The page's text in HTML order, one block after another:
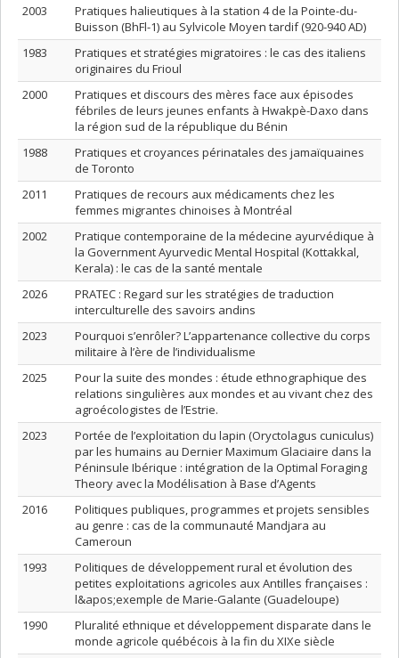
2003
Pratiques halieutiques à la station 4 de la Pointe-du-
Buisson (BhFl-1) au Sylvicole Moyen tardif (920-940 AD)
1983
Pratiques et stratégies migratoires : le cas des italiens
originaires du Frioul
2000
Pratiques et discours des mères face aux épisodes
fébriles de leurs jeunes enfants à Hwakpè-Daxo dans
la région sud de la république du Bénin
1988
Pratiques et croyances périnatales des jamaïquaines
de Toronto
2011
Pratiques de recours aux médicaments chez les
femmes migrantes chinoises à Montréal
2002
Pratique contemporaine de la médecine ayurvédique à
la Government Ayurvedic Mental Hospital (Kottakkal,
Kerala) : le cas de la santé mentale
2026
PRATEC : Regard sur les stratégies de traduction
interculturelle des savoirs andins
2023
Pourquoi s’enrôler? L’appartenance collective du corps
militaire à l’ère de l’individualisme
2025
Pour la suite des mondes : étude ethnographique des
relations singulières aux mondes et au vivant chez des
agroécologistes de l’Estrie.
2023
Portée de l’exploitation du lapin (Oryctolagus cuniculus)
par les humains au Dernier Maximum Glaciaire dans la
Péninsule Ibérique : intégration de la Optimal Foraging
Theory avec la Modélisation à Base d’Agents
2016
Politiques publiques, programmes et projets sensibles
au genre : cas de la communauté Mandjara au
Cameroun
1993
Politiques de développement rural et évolution des
petites exploitations agricoles aux Antilles françaises :
l&apos;exemple de Marie-Galante (Guadeloupe)
1990
Pluralité ethnique et développement disparate dans le
monde agricole québécois à la fin du XIXe siècle